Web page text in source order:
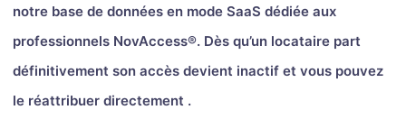
notre base de données en mode SaaS dédiée aux
professionnels NovAccess®. Dès qu’un locataire part
définitivement son accès devient inactif et vous pouvez
le réattribuer directement .